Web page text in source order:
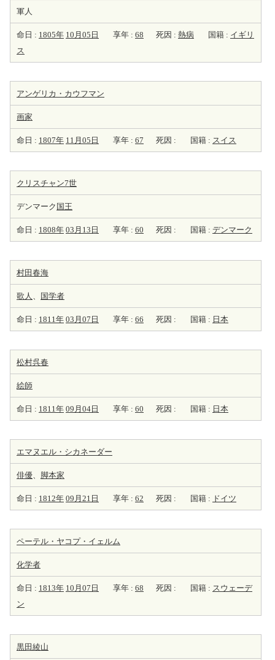
軍人
命日 : 1805年 10月05日 享年 : 68 死因 : 熱病 国籍 : イギリ
ス
アンゲリカ・カウフマン
画家
命日 : 1807年 11月05日 享年 : 67 死因 : 国籍 : スイス
クリスチャン7世
デンマーク 国王
命日 : 1808年 03月13日 享年 : 60 死因 : 国籍 : デンマーク
村田春海
歌人 、 国学者
命日 : 1811年 03月07日 享年 : 66 死因 : 国籍 : 日本
松村呉春
絵師
命日 : 1811年 09月04日 享年 : 60 死因 : 国籍 : 日本
エマヌエル・シカネーダー
俳優、 脚本家
命日 : 1812年 09月21日 享年 : 62 死因 : 国籍 : ドイツ
ペーテル・ヤコプ・イェルム
化学者
命日 : 1813年 10月07日 享年 : 68 死因 : 国籍 : スウェーデ
ン
黒田綾山